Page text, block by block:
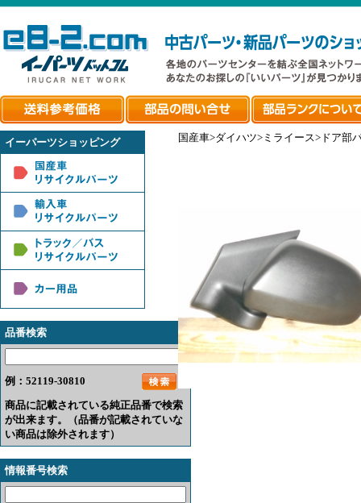
イーパーツショッピング
品番検索
例：52119-30810
商品に記載されている純正品番で検索
が出来ます。（品番が記載されていな
い商品は除外されます）
情報番号検索
国産車>ダイハツ>ミライース>ドア部